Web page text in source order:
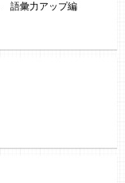
語彙力アップ編